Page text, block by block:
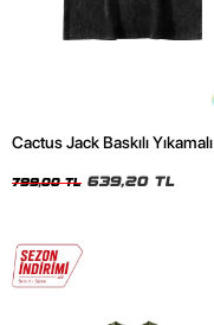
Cactus Jack Baskılı Yıkamalı
799,00 TL 639,20 TL